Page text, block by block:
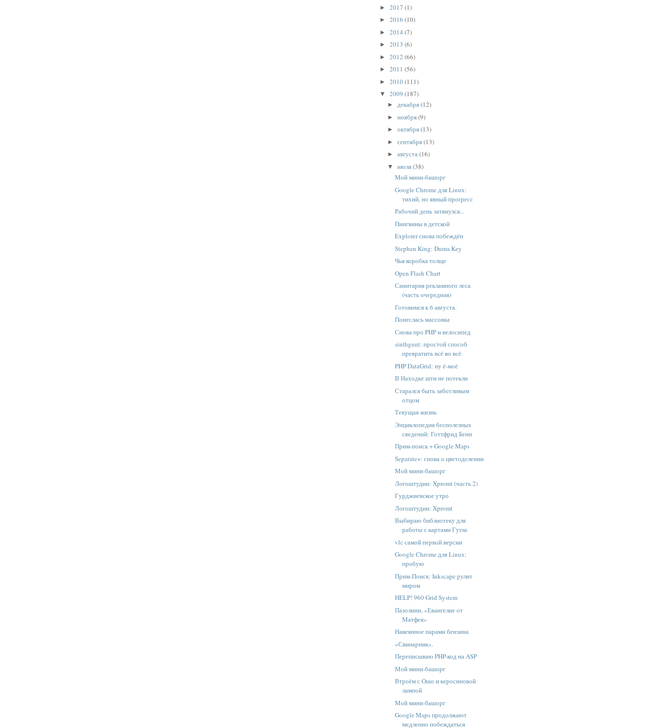
► 2017 (1)
► 2016 (10)
► 2014 (7)
► 2013 (6)
► 2012 (66)
► 2011 (56)
► 2010(111)
▼ 2009 (187)
► декабря(12)
► ноября(9)
► октября(13)
► сентября(13)
► августа(16)
▼ июля(38)
Мой мини-башорг
Google Chrome для Linux:
тихий, но явный прогресс
Рабочий день затянулся...
Пингвины в детской
Explorer снова побеждён
Stephen King: Duma Key
Чья коробка толще
Open Flash Chart
Санитария рекламного леса
(часть очередная)
Готовимся к 6 августа.
Понеслась массовка
Снова про PHP и велосипед
sinthgunt: простой способ
превратить всё во всё
PHP DataGrid: ну ё-моё
В Находке шти не потекли
Старался быть заботливым
отцом
Текущая жизнь
Энциклопедия бесполезных
сведений: Готтфрид Бенн
Прим-поиск + Google Maps
Separate+: снова о цветоделении
Мой мини-башорг
Логоштудии: Xpromt (часть 2)
Гурджиевское утро
Логоштудии: Xpromt
Выбираю библиотеку для
работы с картами Гугла
vlc самой первой версии
Google Chrome для Linux:
пробую
Прим-Поиск: Inkscape рулит
миром
HELP! 960 Grid System
Пазолини, «Евангелие от
Матфея»
Навеянное парами бензина
«Свинарник».
Переписываю PHP-код на ASP
Мой мини-башорг
Втроём с Ошо и керосиновой
лампой
Мой мини-башорг
Google Maps продолжают
медленно побеждаться